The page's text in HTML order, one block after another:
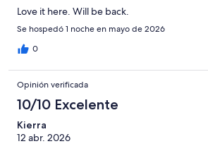
Love it here. Will be back.
Se hospedó 1 noche en mayo de 2026
0
Opinión verificada
10/10 Excelente
Kierra
12 abr. 2026